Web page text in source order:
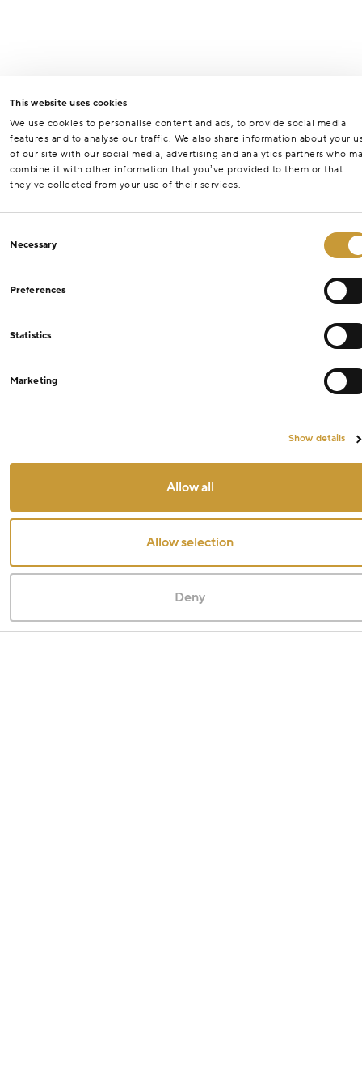
This website uses cookies
We use cookies to personalise content and ads, to provide social media
features and to analyse our traffic. We also share information about your
of our site with our social media, advertising and analytics partners who
combine it with other information that you’ve provided to them or that
they’ve collected from your use of their services.
Selection
Necessary
Preferences
Statistics
Marketing
Show details
Allow all
Allow selection
Deny